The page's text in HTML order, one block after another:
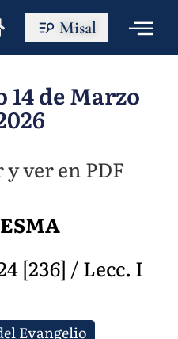
Misal
14 de Marzo
y ver en PDF
[236] / Lecc. I
Evangelio